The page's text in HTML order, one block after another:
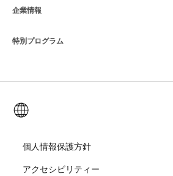
ArcGIS ブログ
Esri Young Professionals Network
イベント
GIS とは
ロケーション インテリジェンス
トレーニング
ArcUser
ArcNews
企業情報
Esri について
採用情報
オープンビジョン
特別プログラム
ArcGIS for Student Use
自然保護
個人情報保護方針
アクセシビリティー